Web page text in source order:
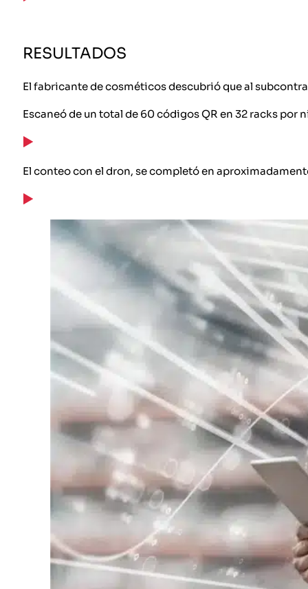
RESULTADOS
El fabricante de cosméticos descubrió que al
Escaneó de un total de 60 códigos QR en 32 racks por
El conteo con el dron, se completó en